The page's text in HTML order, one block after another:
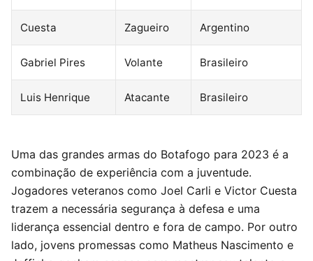
Cuesta Zagueiro Argentino
Gabriel Pires Volante Brasileiro
Luis Henrique Atacante Brasileiro
Uma das grandes armas do Botafogo para 2023 é a
combinação de experiência com a juventude.
Jogadores veteranos como Joel Carli e Victor Cuesta
trazem a necessária segurança à defesa e uma
liderança essencial dentro e fora de campo. Por outro
lado, jovens promessas como Matheus Nascimento e